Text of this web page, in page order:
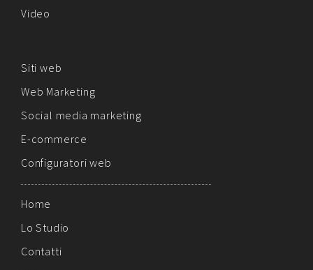
Video
Siti web
Web Marketing
Social media marketing
E-commerce
Configuratori web
Home
Lo Studio
Contatti